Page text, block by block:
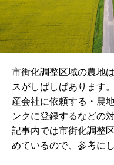
市街化調整区域の農地
スがしばしばあります
産会社に依頼する・農
ンクに登録するなどの
記事内では市街化調整
めているので、参考に